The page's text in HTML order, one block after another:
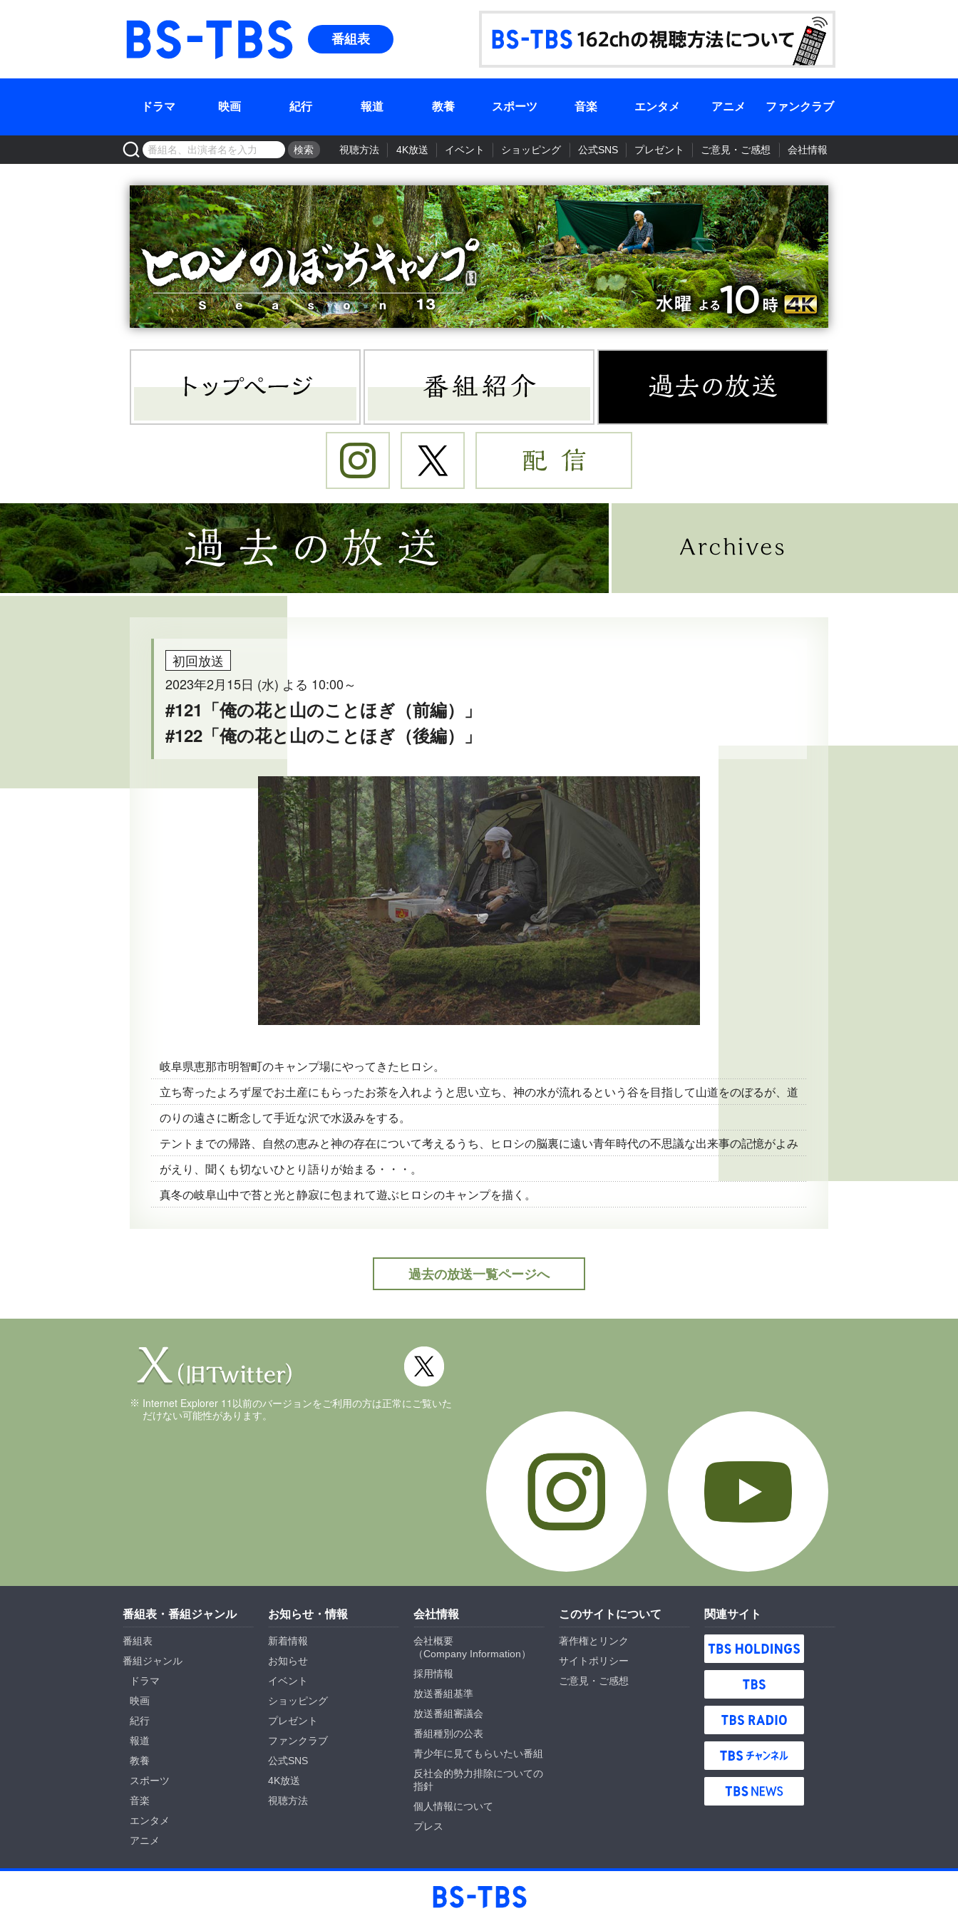
BS-TBS
番組表
ドラマ 映画 紀行 報道 教養 スポーツ 音楽 エンタメ アニメ ファンクラブ
検索 視聴方法 4K放送 イベント ショッピング 公式SNS プレゼント ご意見・ご感想 会社情報
Instagram Twitter
過去の放送
初回放送
2023年2月15日 (水) よる 10:00～
#121「俺の花と山のことほぎ（前編）」
#122「俺の花と山のことほぎ（後編）」
岐阜県恵那市明智町のキャンプ場にやってきたヒロシ。
立ち寄ったよろず屋でお土産にもらったお茶を入れようと思い立ち、神の水が流れるという谷を目指して山道をのぼるが、道
のりの遠さに断念して手近な沢で水汲みをする。
テントまでの帰路、自然の恵みと神の存在について考えるうち、ヒロシの脳裏に遠い青年時代の不思議な出来事の記憶がよみ
がえり、聞くも切ないひとり語りが始まる・・・。
真冬の岐阜山中で苔と光と静寂に包まれて遊ぶヒロシのキャンプを描く。
過去の放送一覧ページへ
公式Twitter(外部サイト)
Internet Explorer 11以前のバージョンをご利用の方は正常にご覧いた
だけない可能性があります。
Instagram
番組表・番組ジャンル
番組表
番組ジャンル
ドラマ
映画
紀行
報道
教養
スポーツ
音楽
エンタメ
アニメ
お知らせ・情報
新着情報
お知らせ
イベント
ショッピング
プレゼント
ファンクラブ
公式SNS
4K放送
視聴方法
会社情報
会社概要
（Company Information）
採用情報
放送番組基準
放送番組審議会
番組種別の公表
青少年に見てもらいたい番組
反社会的勢力排除についての
指針
個人情報について
プレス
このサイトについて
著作権とリンク
サイトポリシー
ご意見・ご感想
関連サイト